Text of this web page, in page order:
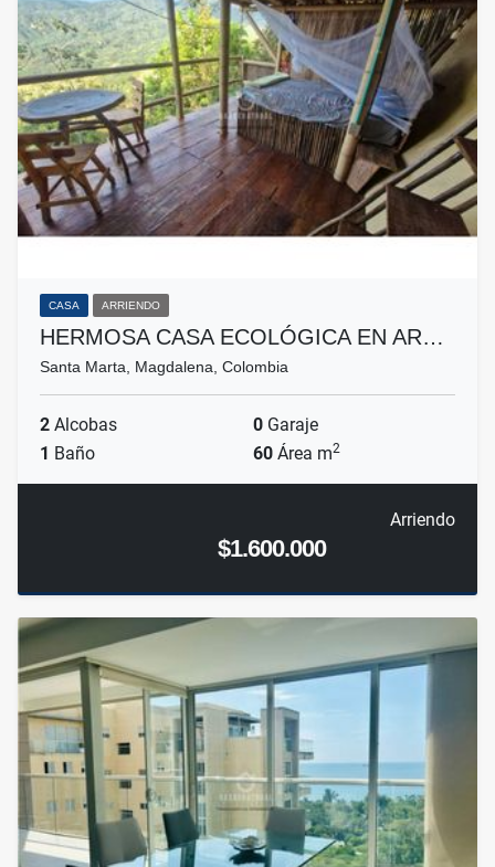
CASA ARRIENDO
HERMOSA CASA ECOLÓGICA EN AR…
Santa Marta, Magdalena, Colombia
2 Alcobas 0 Garaje
1 Baño 60 Área m2
Arriendo
$1.600.000